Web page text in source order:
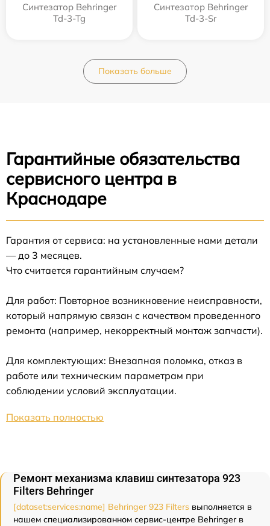
Синтезатор Behringer
Td-3-Tg
Синтезатор Behringer
Td-3-Sr
Показать больше
Гарантийные обязательства
сервисного центра в
Краснодаре
Гарантия от сервиса: на установленные нами детали
— до 3 месяцев.
Что считается гарантийным случаем?
Для работ: Повторное возникновение неисправности,
который напрямую связан с качеством проведенного
ремонта (например, некорректный монтаж запчасти).
Для комплектующих: Внезапная поломка, отказ в
работе или техническим параметрам при
соблюдении условий эксплуатации.
Показать полностью
Ремонт механизма клавиш синтезатора 923
Filters Behringer
[dataset:services:name] Behringer 923 Filters выполняется в
нашем специализированном сервис-центре Behringer в